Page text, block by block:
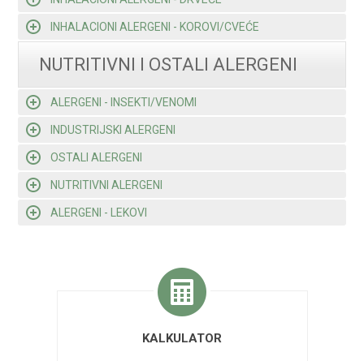
INHALACIONI ALERGENI - KOROVI/CVEĆE
NUTRITIVNI I OSTALI ALERGENI
ALERGENI - INSEKTI/VENOMI
INDUSTRIJSKI ALERGENI
OSTALI ALERGENI
NUTRITIVNI ALERGENI
ALERGENI - LEKOVI
KALKULATOR